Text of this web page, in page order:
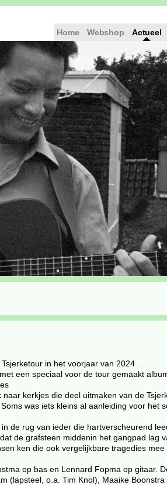
Home Webshop Actueel
in het voorjaar van 2024 .
een speciaal voor de tour gemaakt
kerkjes die deel uitmaken van de
was iets kleins al aanleiding voor het
de rug van ieder die hartverscheurend
de grafsteen middenin het gangpad lag
ken die ook vergelijkbare tragedies
op bas en Lennard Fopma op gitaar.
(lapsteel, o.a. Tim Knol), Maaike